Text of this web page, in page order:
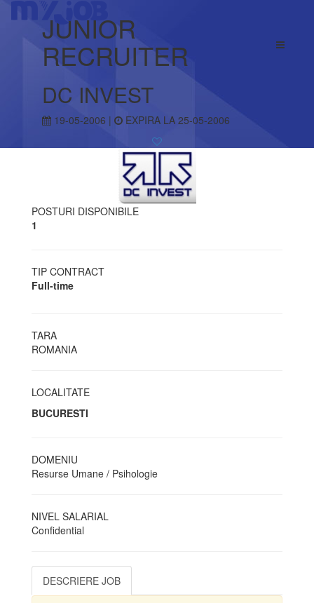
JUNIOR
RECRUITER
DC INVEST
19-05-2006 | EXPIRA LA 25-05-2006
POSTURI DISPONIBILE
1
TIP CONTRACT
Full-time
TARA
ROMANIA
LOCALITATE
BUCURESTI
DOMENIU
Resurse Umane / Psihologie
NIVEL SALARIAL
Confidential
DESCRIERE JOB